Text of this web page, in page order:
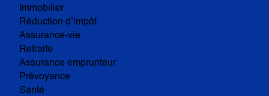
Immobilier
Réduction d’impôt
Assurance-vie
Retraite
Assurance emprunteur
Prévoyance
Santé